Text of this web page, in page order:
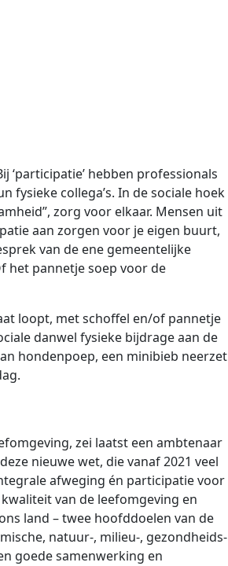
hebben professionals
fysieke collega’s. In de sociale hoek
zorg voor elkaar. Mensen uit
aan zorgen voor je eigen buurt,
van de ene gemeentelijke
het pannetje soep voor de
loopt, met schoffel en/of pannetje
danwel fysieke bijdrage aan de
hondenpoep, een minibieb neerzet
zei laatst een ambtenaar
nieuwe wet, die vanaf 2021 veel
afweging én participatie voor
van de leefomgeving en
land – twee hoofddoelen van de
natuur-, milieu-, gezondheids-
goede samenwerking en